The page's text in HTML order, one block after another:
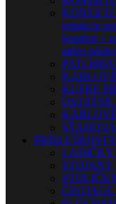
redukciu
komfort +
alebo
KUFRE
LADIČKY
STOJANY